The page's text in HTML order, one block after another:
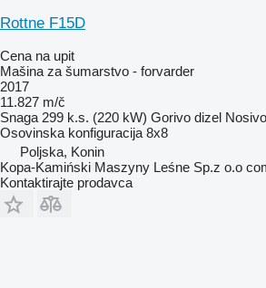
Rottne F15D
Cena na upit
Mašina za šumarstvo - forvarder
2017
11.827 m/č
Snaga 299 k.s. (220 kW) Gorivo dizel
Osovinska konfiguracija 8x8
Poljska, Konin
Kopa-Kamiński Maszyny Leśne Sp.z o.o
Kontaktirajte prodavca